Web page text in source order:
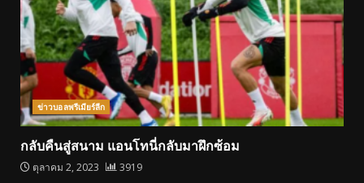
ข่าวบอลพรีเมียร์ลีก
กลับคืนสู่สนาม แอนโทนี่กลับมาฝึกซ้อม
ตุลาคม 2, 2023 3919